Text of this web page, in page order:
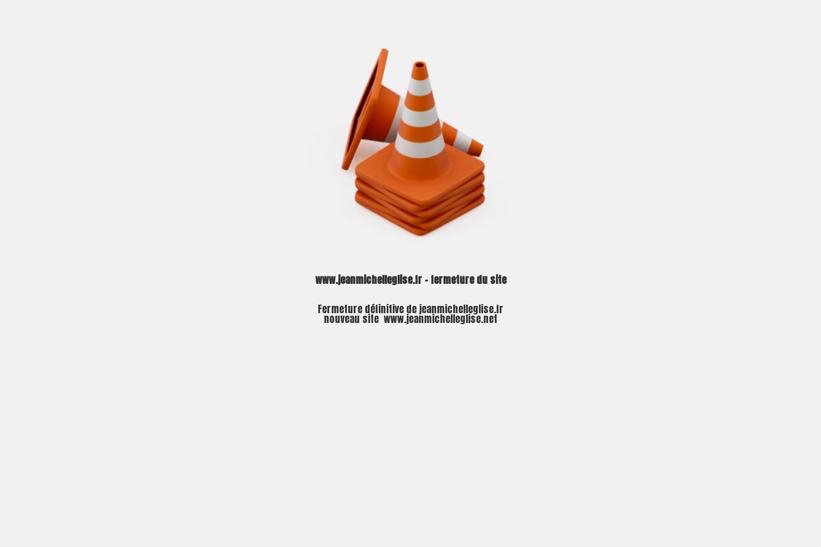
www.jeanmichelleglise.fr – fermeture du site
Fermeture définitive de jeanmichelleglise.fr
nouveau site www.jeanmichelleglise.net